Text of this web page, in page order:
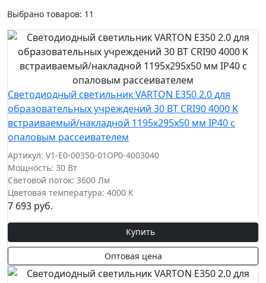
Выбрано товаров: 11
Светодиодный светильник VARTON E350 2.0 для
образовательных учреждений 30 ВТ CRI90 4000 K
встраиваемый/накладной 1195х295х50 мм IP40 с
опаловым рассеивателем
Артикул: V1-E0-00350-01OP0-4003040
Мощность: 30 Вт
Световой поток: 3600 Лм
Цветовая температура: 4000 К
7 693 руб.
Купить
Оптовая цена